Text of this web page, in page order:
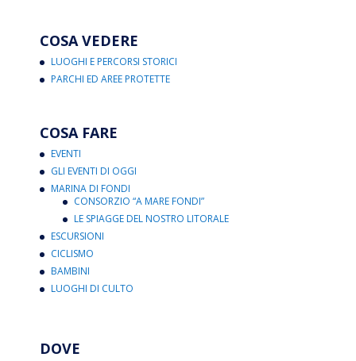
COSA VEDERE
LUOGHI E PERCORSI STORICI
PARCHI ED AREE PROTETTE
COSA FARE
EVENTI
GLI EVENTI DI OGGI
MARINA DI FONDI
CONSORZIO “A MARE FONDI”
LE SPIAGGE DEL NOSTRO LITORALE
ESCURSIONI
CICLISMO
BAMBINI
LUOGHI DI CULTO
DOVE